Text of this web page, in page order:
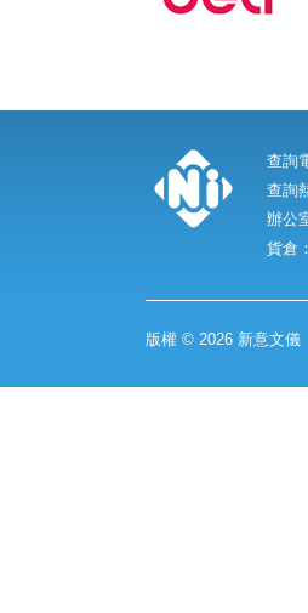
查詢
查詢
辦公
貨倉
版權 © 2026 新意文儀